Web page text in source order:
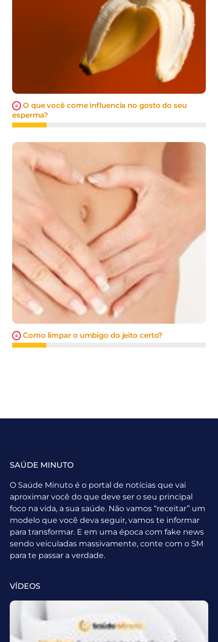
O que você come influencia no gosto do seu
esperma?
Como limpar o umbigo do jeito certo?
SAÚDE MINUTO
O Saúde Minuto é o portal de notícias que vai
aproximar você do que deve ser o seu principal
foco na vida, a sua saúde. Não vamos “receitar” um
modelo que você deva seguir, vamos te informar
para transformar. E em uma época com fake news
sendo veiculadas massivamente, conte com o SM
para te passar a verdade.
VÍDEOS